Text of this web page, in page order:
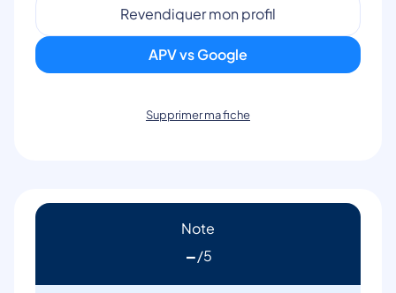
Revendiquer mon profil
APV vs Google
Supprimer ma fiche
Note
-